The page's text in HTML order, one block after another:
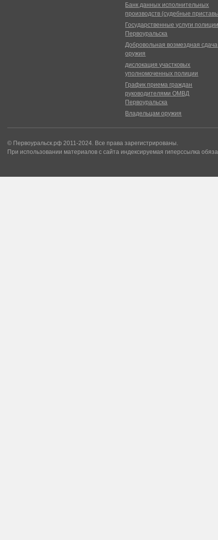
Банк данных исполнительных
производств (судебные
Государственные услуги
Первоуральска
Добровольная возмездная сдача
оружия
дислокация участковых
уполномоченных полиции
График приема граждан
руководителями ОМВД
Первоуральска
Владельцам оружия
© Первоуральск.рф 2011-2024. Все права зарегистрированы.
При использовании материалов с сайта индексируемая гиперссылка